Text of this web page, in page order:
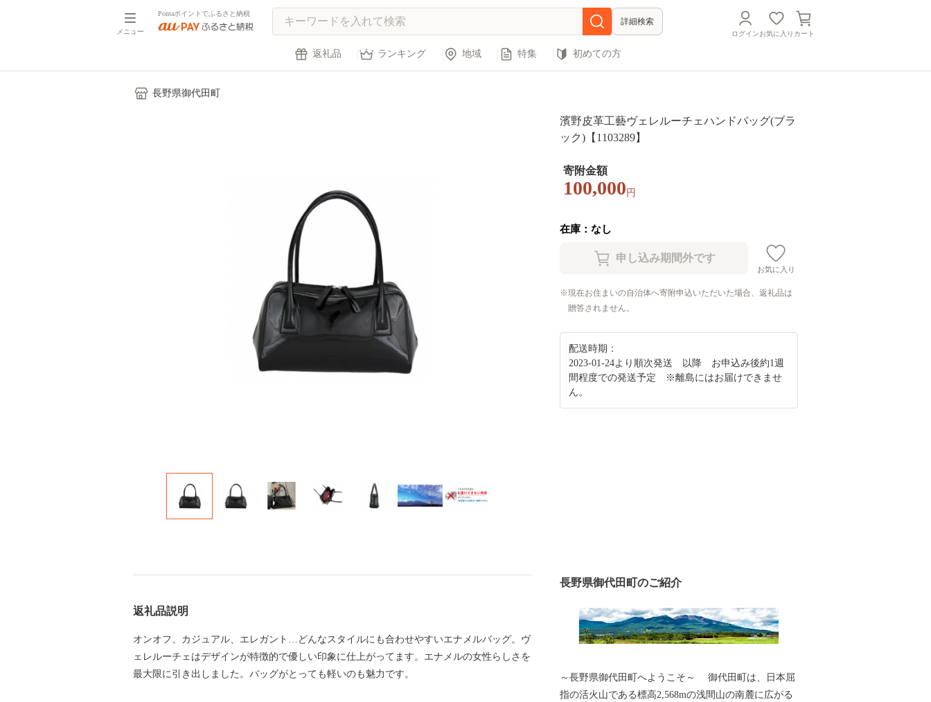
メニュー
Pontaポイントでふるさと納税
詳細検索
ログインお気に入り カート
返礼品 ランキング 地域 特集 初めての方
長野県御代田町
濱野皮革工藝ヴェレルーチェハンドバッグ(ブラ
ック)【1103289】
寄附金額
100,000 円
在庫：なし
お気に入り
現在お住まいの自治体へ寄附申込いただいた場合、返礼品は
贈答されません。
配送時期：
2023-01-24より順次発送 以降 お申込み後約1週
間程度での発送予定 ※離島にはお届けできませ
ん。
返礼品説明
オンオフ、カジュアル、エレガント…どんなスタイルにも合わせやすいエナメルバッグ。ヴ
ェレルーチェはデザインが特徴的で優しい印象に仕上がってます。エナメルの女性らしさを
最大限に引き出しました。バッグがとっても軽いのも魅力です。
長野県御代田町のご紹介
～長野県御代田町へようこそ～ 御代田町は、日本屈
指の活火山である標高2,568mの浅間山の南麓に広がる